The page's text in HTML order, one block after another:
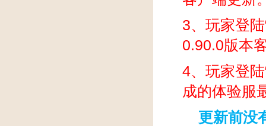
3、玩家登
0.90.0版本
4、玩家登
成的体验服
更新前没